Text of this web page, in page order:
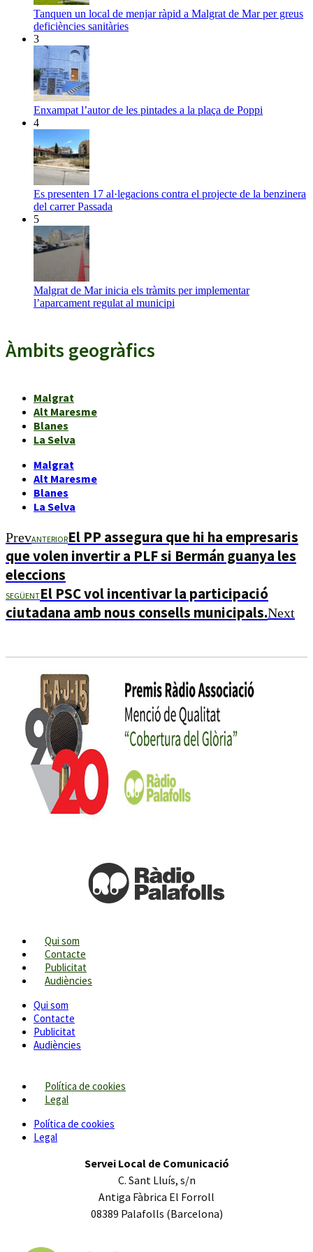
Tanquen un local de menjar ràpid a Malgrat de Mar per greus
deficiències sanitàries
3
Enxampat l’autor de les pintades a la plaça de Poppi
4
Es presenten 17 al·legacions contra el projecte de la benzinera
del carrer Passada
5
Malgrat de Mar inicia els tràmits per implementar
l’aparcament regulat al municipi
Àmbits geogràfics
Malgrat
Alt Maresme
Blanes
La Selva
Malgrat
Alt Maresme
Blanes
La Selva
PrevANTERIOREl PP assegura que hi ha empresaris
que volen invertir a PLF si Bermán guanya les
eleccions
SEGÜENTEl PSC vol incentivar la participació
ciutadana amb nous consells municipals.Next
Qui som
Contacte
Publicitat
Audiències
Qui som
Contacte
Publicitat
Audiències
Política de cookies
Legal
Política de cookies
Legal
Servei Local de Comunicació
C. Sant Lluís, s/n
Antiga Fàbrica El Forroll
08389 Palafolls (Barcelona)